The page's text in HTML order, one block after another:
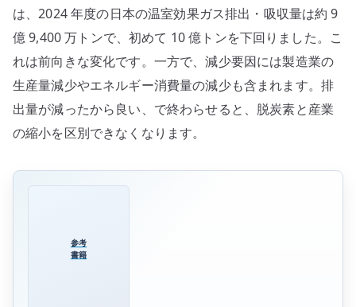
え
る
へ
の
は、2024 年度の日本の温室効果ガス排出・吸収量は約 9
億 9,400 万トンで、初めて 10 億トンを下回りました。こ
れは前向きな変化です。一方で、減少要因には製造業の
生産量減少やエネルギー消費量の減少も含まれます。排
出量が減ったから良い、で終わらせると、脱炭素と産業
の縮小を区別できなくなります。
参考
書籍